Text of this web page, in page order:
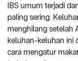
IBS umum terjadi
paling sering.
menghilang setelah
keluhan-keluhan ini
cara mengatur